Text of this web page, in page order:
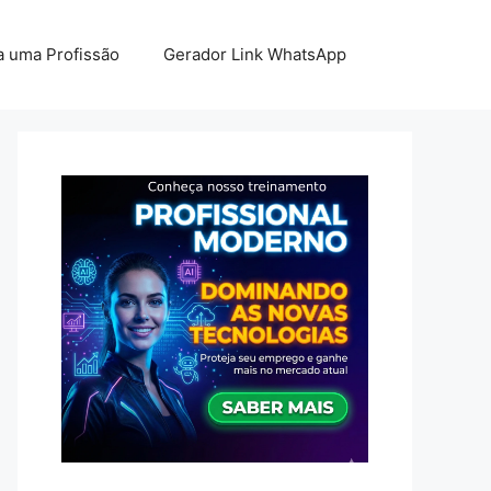
uma Profissão Gerador Link WhatsApp